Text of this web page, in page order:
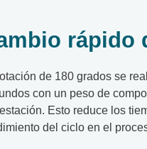
rápido
de 180 grados se
con un peso de
Esto reduce los
del ciclo en el